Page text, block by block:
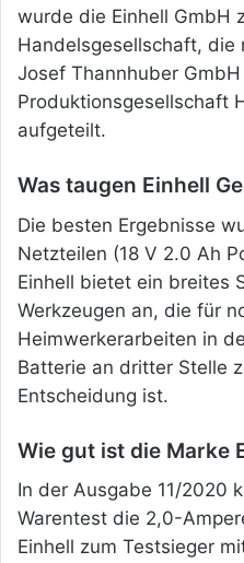
wurde die Einhell GmbH
Handelsgesellschaft, die
Josef Thannhuber
Produktionsgesellschaft
aufgeteilt.
Was taugen Einhell
Die besten Ergebnisse
Netzteilen (18 V 2.0 Ah
Einhell bietet ein breites
Werkzeugen an, die für
Heimwerkerarbeiten in
Batterie an dritter Stelle
Entscheidung ist.
Wie gut ist die Marke
In der Ausgabe 11/2020
Warentest die 2,0-
Einhell zum Testsieger